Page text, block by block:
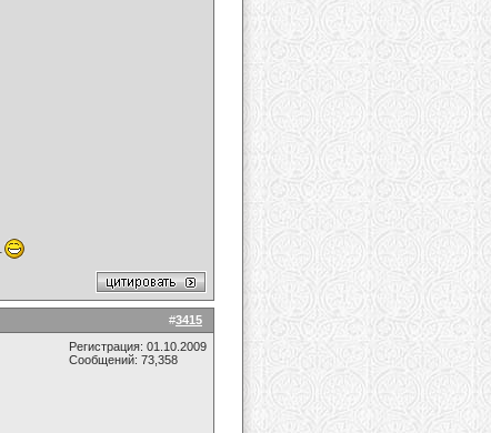
#3415
Регистрация: 01.10.2009
Сообщений: 73,358